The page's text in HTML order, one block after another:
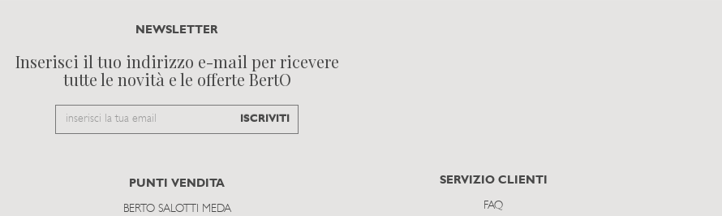
NEWSLETTER
Inserisci il tuo indirizzo e-mail per ricevere
tutte le novità e le offerte BertO
Email
ISCRIVITI
PUNTI VENDITA
BERTO SALOTTI MEDA
SERVIZIO CLIENTI
FAQ